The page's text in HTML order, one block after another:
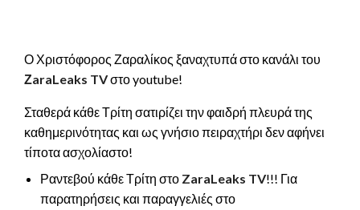
Ο Χριστόφορος Ζαραλίκος ξαναχτυπά στο κανάλι του
ΖaraLeaks TVστο youtube!
Σταθερά κάθε Τρίτη σατιρίζει την φαιδρή πλευρά της
καθημερινότητας και ως γνήσιο πειραχτήρι δεν αφήνει
τίποτα ασχολίαστο!
Ραντεβού κάθε Τρίτη στο ZaraLeaks TV!!! Για
παρατηρήσεις και παραγγελιές στο